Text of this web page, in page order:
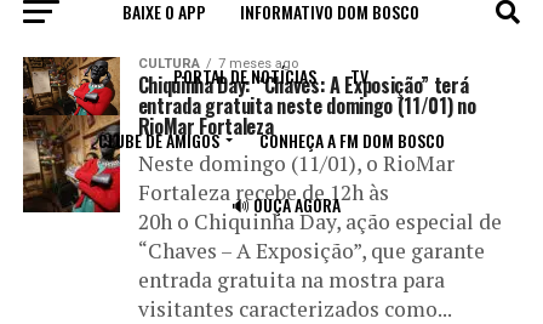
BAIXE O APP INFORMATIVO DOM BOSCO
PORTAL DE NOTÍCIAS TV
CLUBE DE AMIGOS CONHEÇA A FM DOM BOSCO
🔊 OUÇA AGORA
All posts tagged "Chiquinha Day"
CULTURA 7 meses ago
Chiquinha Day: “Chaves: A Exposição” terá
entrada gratuita neste domingo (11/01) no
RioMar Fortaleza
Neste domingo (11/01), o RioMar
Fortaleza recebe de 12h às
20h o Chiquinha Day, ação especial de
“Chaves – A Exposição”, que garante
entrada gratuita na mostra para
visitantes caracterizados como...